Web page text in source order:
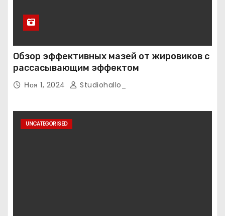
Обзор эффективных мазей от жировиков с
рассасывающим эффектом
Ноя 1, 2024 Studiohallo_
UNCATEGORISED